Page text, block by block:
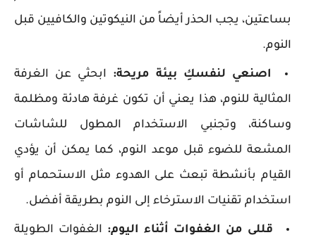
بساعتين، يجب الحذر أيضاً من النيكوتين والكافيين قبل
النوم.
اصنعي لنفسكِ بيئة مريحة: ابحثي عن الغرفة
المثالية للنوم، هذا يعني أن تكون غرفة هادئة ومظلمة
وساكنة، وتجنبي الاستخدام المطول للشاشات
المشعة للضوء قبل موعد النوم، كما يمكن أن يؤدي
القيام بأنشطة تبعث على الهدوء مثل الاستحمام أو
استخدام تقنيات الاسترخاء إلى النوم بطريقة أفضل.
قللي من الغفوات أثناء اليوم: الغفوات الطويلة